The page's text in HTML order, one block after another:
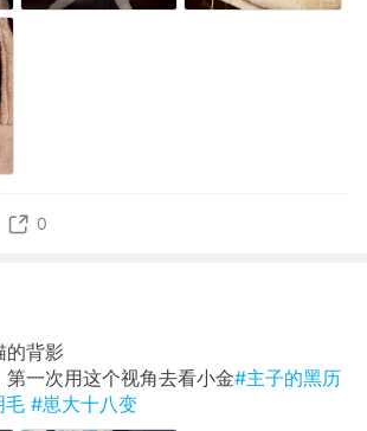
0
的背影
一次用这个视角去看小金#主子的黑历
毛 #崽大十八变